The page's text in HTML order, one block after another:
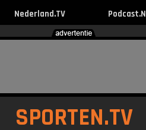
Nederland.TV
SPORTEN.TV